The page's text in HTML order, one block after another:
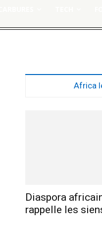
Africa
Diaspora
rappelle les